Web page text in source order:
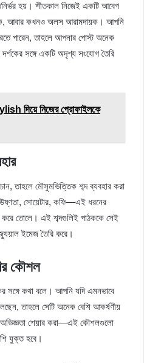
হয়। শীতকাল নিজেই একটি আবেগ
আবার কখনও অলস আরামদায়ক। আপনি
পারেন, তাহলে আপনার পোস্ট অনেক
সঙ্গে একটি অদৃশ্য সংযোগ তৈরি
দিয়ে নিজের প্রোফাইলকে
তাহলে মৌসুমভিত্তিক শব্দ ব্যবহার করা
সোয়েটার, কফি—এই ধরনের
তোলে। এই শব্দগুলিই পাঠককে সেই
ইমেজ তৈরি করে।
কৌশল
সঙ্গে কথা বলে। আপনি যদি এমনভাবে
তাহলে সেটি অনেক বেশি আকর্ষণীয়
শেয়ার করা—এই কৌশলগুলো
যুক্ত হবে।